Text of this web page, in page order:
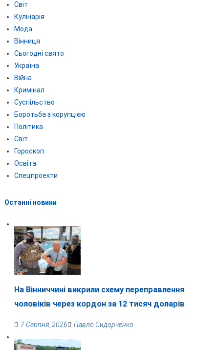
Світ
Кулінарія
Мода
Вінниця
Сьогодні свято
Україна
Війна
Кримінал
Суспільство
Боротьба з корупцією
Політика
Світ
Гороскоп
Освіта
Спецпроекти
Останні новини
На Вінниччині викрили схему переправлення
чоловіків через кордон за 12 тисяч доларів
7 Серпня, 2026 Павло Сидорченко